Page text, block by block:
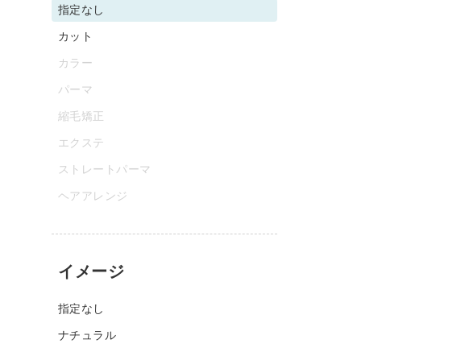
指定なし
カット
カラー
パーマ
縮毛矯正
エクステ
ストレートパーマ
ヘアアレンジ
イメージ
指定なし
ナチュラル